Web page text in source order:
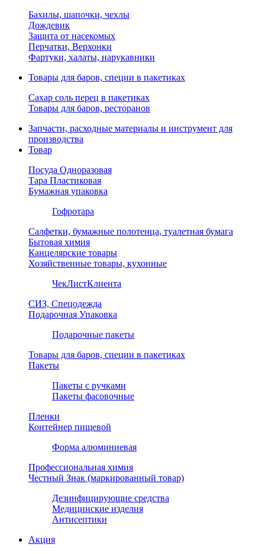
Бахилы, шапочки, чехлы
Дождевик
Защита от насекомых
Перчатки, Верхонки
Фартуки, халаты, нарукавники
Товары для баров, специи в пакетиках
Сахар соль перец в пакетиках
Товары для баров, ресторанов
Запчасти, расходные материалы и инструмент для
производства
Товар
Посуда Одноразовая
Тара Пластиковая
Бумажная упаковка
Гофротара
Салфетки, бумажные полотенца, туалетная бумага
Бытовая химия
Канцелярские товары
Хозяйственные товары, кухонные
ЧекЛистКлиента
СИЗ, Спецодежда
Подарочная Упаковка
Подарочные пакеты
Товары для баров, специи в пакетиках
Пакеты
Пакеты с ручками
Пакеты фасовочные
Пленки
Контейнер пищевой
Форма алюминиевая
Профессиональная химия
Честный Знак (маркированный товар)
Дезинфицирующие средства
Медицинские изделия
Антисептики
Акция